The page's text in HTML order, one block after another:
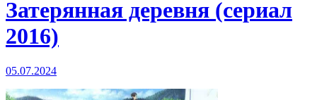
Затерянная деревня (сериал
2016)
05.07.2024